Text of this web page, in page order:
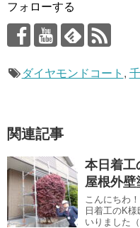
フォローする
ダイヤモンドコート ,
関連記事
本日着工
屋根外壁
こんにちわ
日着工のK
いりました